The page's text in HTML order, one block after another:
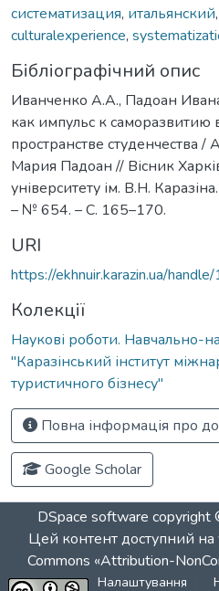
систематизация, итальянский,
culturalexperience,
Бібліографічний опис
Иванченко А.А., Падоан
как импульс к
пространстве студенчества
Мария Падоан // Вісник
університету ім. В.Н.
– № 654. – С. 165–170.
URI
https://ekhnuir.karazin.ua/
Колекції
Наукові роботи. Навчально-
"Каразінський інститут
туристичного бізнесу"
Повна інформація про
Google Scholar
DSpace software
Цей контент доступний на
Commons «Attribution-
Налаштування